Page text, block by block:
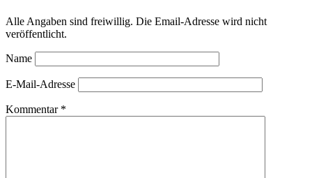
Alle Angaben sind freiwillig. Die Email-Adresse wird nicht
veröffentlicht.
Name
E-Mail-Adresse
Kommentar *